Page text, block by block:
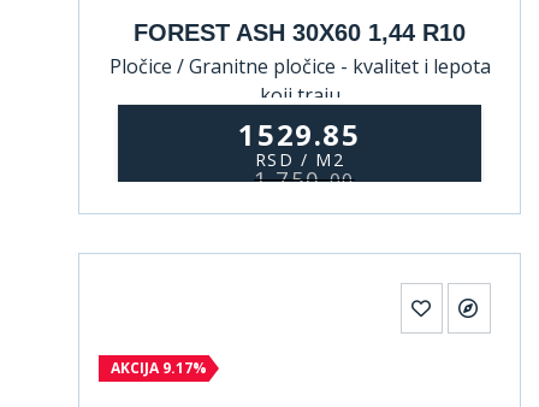
FOREST ASH 30X60 1,44 R10
Pločice / Granitne pločice - kvalitet i lepota
koji traju
1529.85
RSD / M2
1.750,00
AKCIJA 9.17%